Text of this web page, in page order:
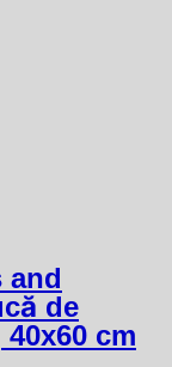
and
de
cm